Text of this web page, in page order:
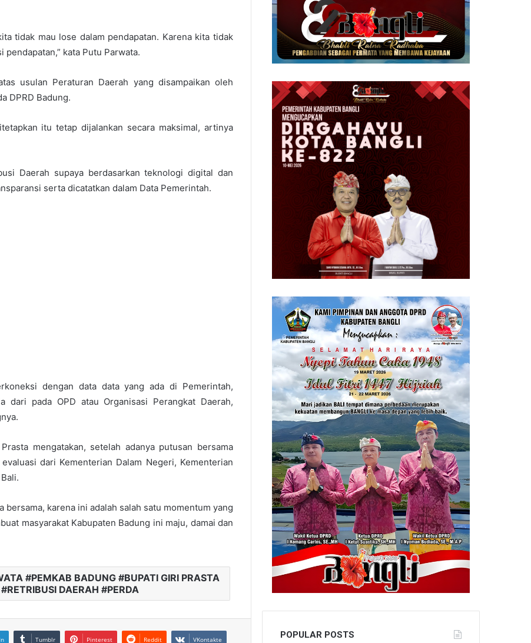
tidak mau lose dalam pendapatan. Karena kita tidak
kata Putu Parwata.
usulan Peraturan Daerah yang disampaikan oleh
DPRD Badung.
itu tetap dijalankan secara maksimal, artinya
Daerah supaya berdasarkan teknologi digital dan
serta dicatatkan dalam Data Pemerintah.
dengan data data yang ada di Pemerintah,
dari pada OPD atau Organisasi Perangkat Daerah,
mengatakan, setelah adanya putusan bersama
dari Kementerian Dalam Negeri, Kementerian
bersama, karena ini adalah salah satu momentum yang
masyarakat Kabupaten Badung ini maju, damai dan
#PEMKAB BADUNG #BUPATI GIRI PRASTA
DAERAH #PERDA
Tumblr Pinterest Reddit VKontakte POPULAR POSTS